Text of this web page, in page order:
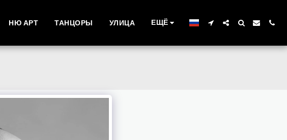
НЮ АРТ ТАНЦОРЫ УЛИЦА ЕЩЁ